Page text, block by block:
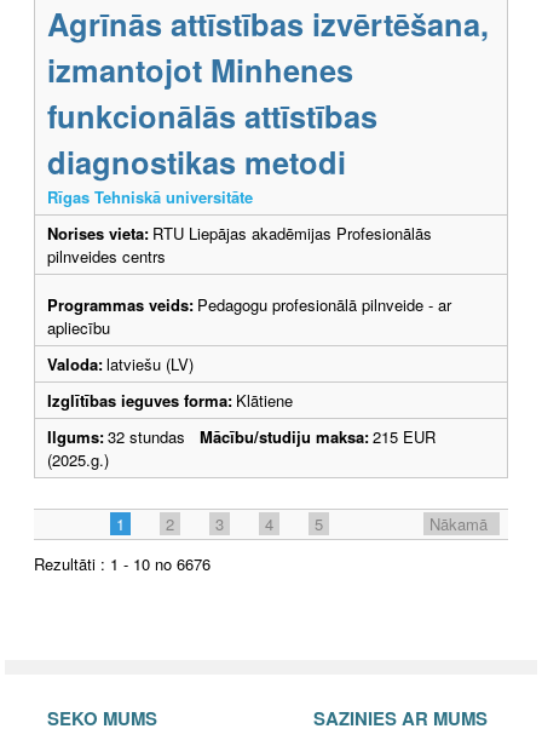
Agrīnās attīstības izvērtēšana,
izmantojot Minhenes
funkcionālās attīstības
diagnostikas metodi
Rīgas Tehniskā universitāte
Norises vieta: RTU Liepājas akadēmijas Profesionālās
pilnveides centrs
Programmas veids: Pedagogu profesionālā pilnveide - ar
apliecību
Valoda:latviešu (LV)
Izglītības ieguves forma: Klātiene
Ilgums:32 stundas Mācību/studiju maksa:215 EUR
(2025.g.)
1 2 3 4 5
Nākamā
Rezultāti : 1 - 10 no 6676
SEKO MUMS SAZINIES AR MUMS